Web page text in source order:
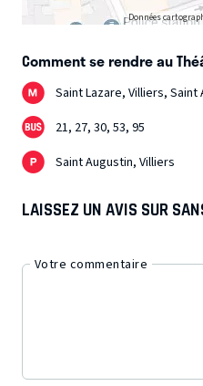
Données
Comment se rendre au
Saint Lazare, Villiers, Saint
21, 27, 30, 53, 95
Saint Augustin, Villiers
LAISSEZ UN AVIS SUR
Votre commentaire